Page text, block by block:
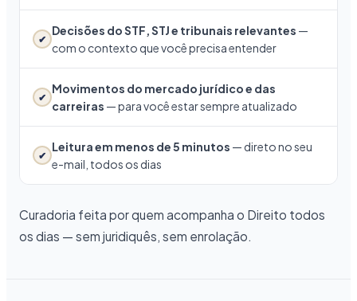
✔
Decisões do STF, STJ e tribunais relevantes —
com o contexto que você precisa entender
✔
Movimentos do mercado jurídico e das
carreiras — para você estar sempre atualizado
✔
Leitura em menos de 5 minutos — direto no seu
e-mail, todos os dias
Curadoria feita por quem acompanha o Direito todos
os dias — sem juridiquês, sem enrolação.